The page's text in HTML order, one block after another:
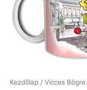
Kezdőlap / Vicces Bögre